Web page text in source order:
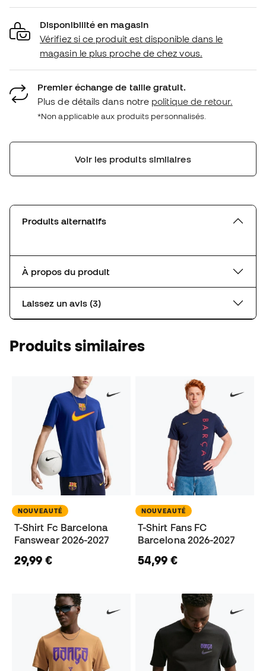
Disponibilité en magasin
Vérifiez si ce produit est disponible dans le
magasin le plus proche de chez vous.
Premier échange de taille gratuit.
Plus de détails dans notre politique de retour.
*Non applicable aux produits personnalisés.
Voir les produits similaires
Produits alternatifs
À propos du produit
Laissez un avis (3)
Produits similaires
NOUVEAUTÉ
T-Shirt Fc Barcelona
Fanswear 2026-2027
29,99 €
NOUVEAUTÉ
T-Shirt Fans FC
Barcelona 2026-2027
54,99 €